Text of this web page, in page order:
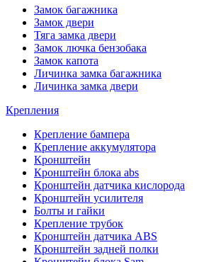
Замок багажника
Замок двери
Тяга замка двери
Замок лючка бензобака
Замок капота
Личинка замка багажника
Личинка замка двери
Крепления
Крепление бампера
Крепление аккумулятора
Кронштейн
Кронштейн блока abs
Кронштейн датчика кислорода
Кронштейн усилителя
Болты и гайки
Крепление трубок
Кронштейн датчика ABS
Кронштейн задней полки